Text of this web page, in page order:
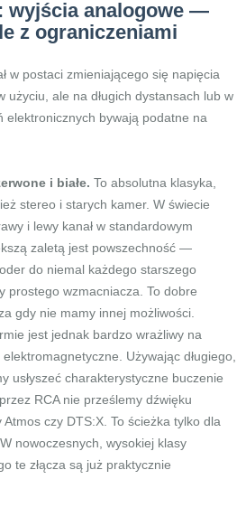
wyjścia analogowe —
z ograniczeniami
w postaci zmieniającego się napięcia
użyciu, ale na długich dystansach lub w
elektronicznych bywają podatne na
i białe. To absolutna klasyka,
stereo i starych kamer. W świecie
i lewy kanał w standardowym
zaletą jest powszechność —
do niemal każdego starszego
prostego wzmacniacza. To dobre
gdy nie mamy innej możliwości.
jest jednak bardzo wrażliwy na
Używając długiego,
usłyszeć charakterystyczne buczenie
RCA nie prześlemy dźwięku
czy DTS:X. To ścieżka tylko dla
nowoczesnych, wysokiej klasy
te złącza są już praktycznie